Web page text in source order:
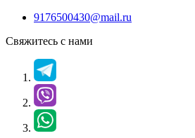
9176500430@mail.ru
Свяжитесь с нами